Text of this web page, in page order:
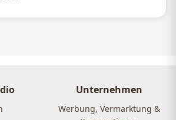
Unternehmen
Werbung, Vermarktung &